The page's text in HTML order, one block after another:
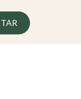
COMPLETO